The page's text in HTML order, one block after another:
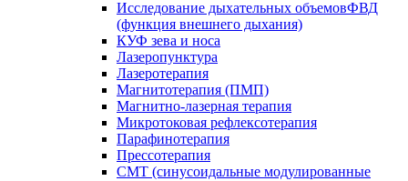
Исследование дыхательных объемовФВД
(функция внешнего дыхания)
КУФ зева и носа
Лазеропунктура
Лазеротерапия
Магнитотерапия (ПМП)
Магнитно-лазерная терапия
Микротоковая рефлексотерапия
Парафинотерапия
Прессотерапия
СМТ (синусоидальные модулированные